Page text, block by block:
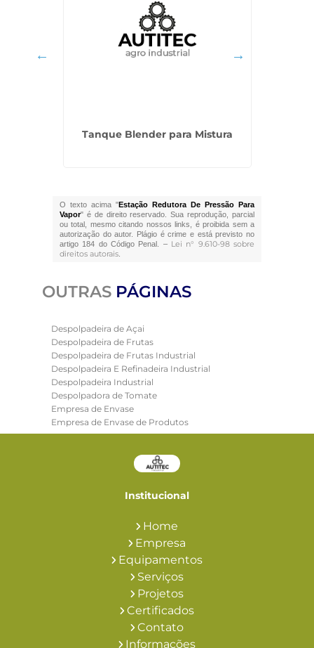
Tanque Blender para Mistura
O texto acima "Estação Redutora De Pressão Para
Vapor" é de direito reservado. Sua reprodução, parcial
ou total, mesmo citando nossos links, é proibida sem a
autorização do autor. Plágio é crime e está previsto no
artigo 184 do Código Penal. – Lei n° 9.610-98 sobre
direitos autorais.
OUTRAS PÁGINAS
Despolpadeira de Açai
Despolpadeira de Frutas
Despolpadeira de Frutas Industrial
Despolpadeira E Refinadeira Industrial
Despolpadeira Industrial
Despolpadora de Tomate
Empresa de Envase
Empresa de Envase de Produtos
Empresa de Trocadores de Calor
Envasadora Automatica de Liquidos
Envasadora Automática de Líquidos Preço
Envasadora de Líquidos E Pastosos
Envasadora de Pastosos
Envasadora Semi Automatica
Envase A Frio Asseptico
Envase Asséptico
Envase Asséptico A Frio
Envase Asséptico de Alimentos
Equipamentos Industriais Alimentos
Equipamentos para Indústria de Alimentos
Estação Redutora de Pressão para Vapor
Extrator de Polpa de Frutas Industrial
Institucional
Home
Empresa
Equipamentos
Serviços
Projetos
Certificados
Contato
Informações